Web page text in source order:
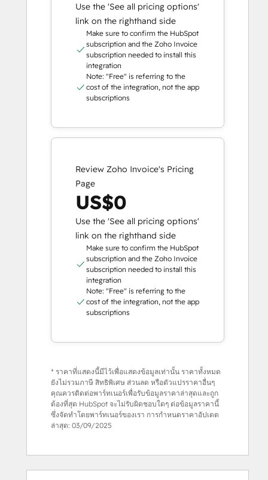
Use the 'See all pricing options'
link on the righthand side
Make sure to confirm the HubSpot
subscription and the Zoho Invoice
subscription needed to install this
integration
Note: "Free" is referring to the
cost of the integration, not the app
subscriptions
Review Zoho Invoice's Pricing
Page
US$0
Use the 'See all pricing options'
link on the righthand side
Make sure to confirm the HubSpot
subscription and the Zoho Invoice
subscription needed to install this
integration
Note: "Free" is referring to the
cost of the integration, not the app
subscriptions
* ราคาที่แสดงนี้มีไว้เพื่อแสดงข้อมูลเท่านั้น ราคาทั้งหมด
ยังไม่รวมภาษี สิทธิพิเศษ ส่วนลด หรือตัวแปรราคาอื่นๆ
คุณควรติดต่อพาร์ทเนอร์เพื่อรับข้อมูลราคาล่าสุดและถูก
ต้องที่สุด HubSpot จะไม่รับผิดชอบใดๆ ต่อข้อมูลราคานี้
ซึ่งจัดทำโดยพาร์ทเนอร์ของเรา การกำหนดราคาอัปเดต
ล่าสุด: 03/09/2025